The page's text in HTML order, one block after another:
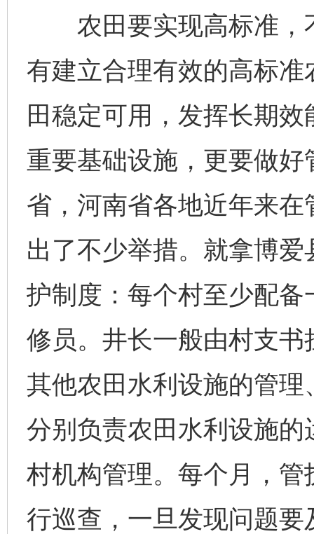
农田要实现高标准，不
有建立合理有效的高标
田稳定可用，发挥长期
重要基础设施，更要做
省，河南省各地近年来
出了不少举措。就拿博爱
护制度：每个村至少配
修员。井长一般由村支
其他农田水利设施的管
分别负责农田水利设施
村机构管理。每个月，
行巡查，一旦发现问题